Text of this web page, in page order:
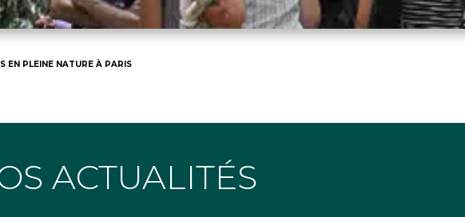
EN PLEINE NATURE À PARIS
ACTUALITÉS